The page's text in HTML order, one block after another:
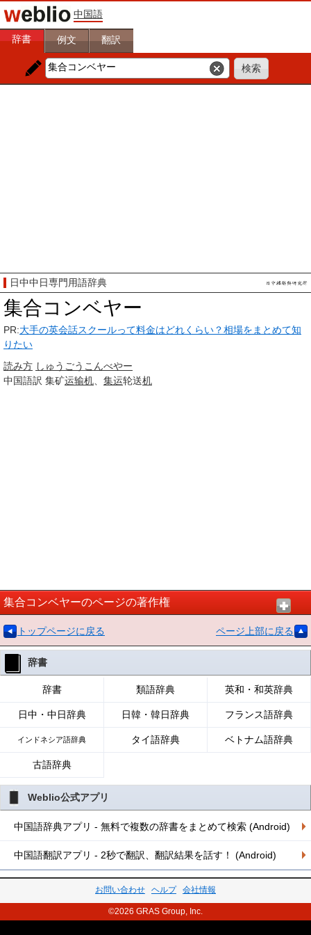
中国語
辞書 例文 翻訳
日中中日専門用語辞典
集合コンベヤー
PR:大手の英会話スクールって料金はどれくらい？相場をまとめて知
りたい
読み方 しゅうごう こんべやー
中国語訳 集矿运输机 集运轮送机
集合コンベヤーのページの著作権
トップページに戻る ページ上部に戻る
辞書
辞書 類語辞典 英和・和英辞典
日中・中日辞典 日韓・韓日辞典 フランス語辞典
インドネシア語辞典 タイ語辞典 ベトナム語辞典
古語辞典
Weblio公式アプリ
中国語辞典アプリ - 無料で複数の辞書をまとめて検索 (Android)
中国語翻訳アプリ - 2秒で翻訳、翻訳結果を話す！ (Android)
お問い合わせ ヘルプ 会社情報
©2026 GRAS Group, Inc.